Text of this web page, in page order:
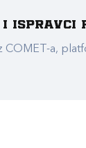
COMET-a,